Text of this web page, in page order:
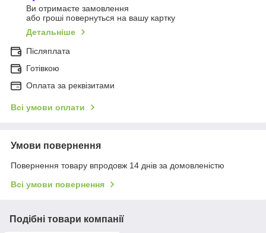
Ви отримаєте замовлення
або гроші повернуться на вашу картку
Детальніше
Післяплата
Готівкою
Оплата за реквізитами
Всі умови оплати
Умови повернення
Повернення товару впродовж 14 днів за домовленістю
Всі умови повернення
Подібні товари компанії